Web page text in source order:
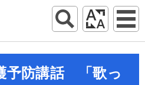
予防講話 「歌っ